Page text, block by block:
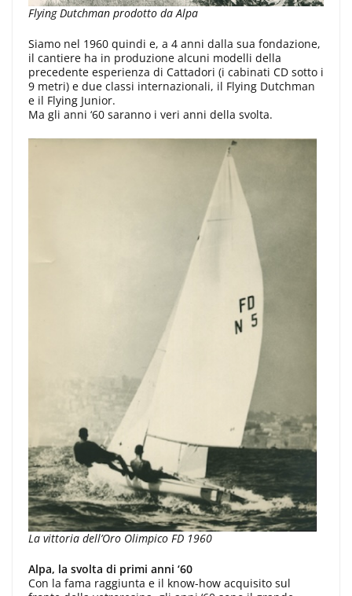
Flying Dutchman prodotto da Alpa
Siamo nel 1960 quindi e, a 4 anni dalla sua fondazione,
il cantiere ha in produzione alcuni modelli della
precedente esperienza di Cattadori (i cabinati CD sotto i
9 metri) e due classi internazionali, il Flying Dutchman
e il Flying Junior.
Ma gli anni ‘60 saranno i veri anni della svolta.
La vittoria dell’Oro Olimpico FD 1960
Alpa, la svolta di primi anni ‘60
Con la fama raggiunta e il know-how acquisito sul